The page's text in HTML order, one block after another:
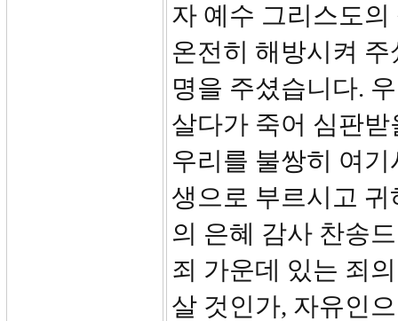
자 예수 그리스도
온전히 해방시켜
명을 주셨습니다.
살다가 죽어 심판
우리를 불쌍히 여
생으로 부르시고
의 은혜 감사 찬송
죄 가운데 있는 죄
살 것인가, 자유인